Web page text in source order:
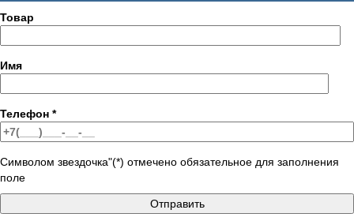
Товар
Имя
Телефон *
Символом звездочка"(*) отмечено обязательное для заполнения
поле